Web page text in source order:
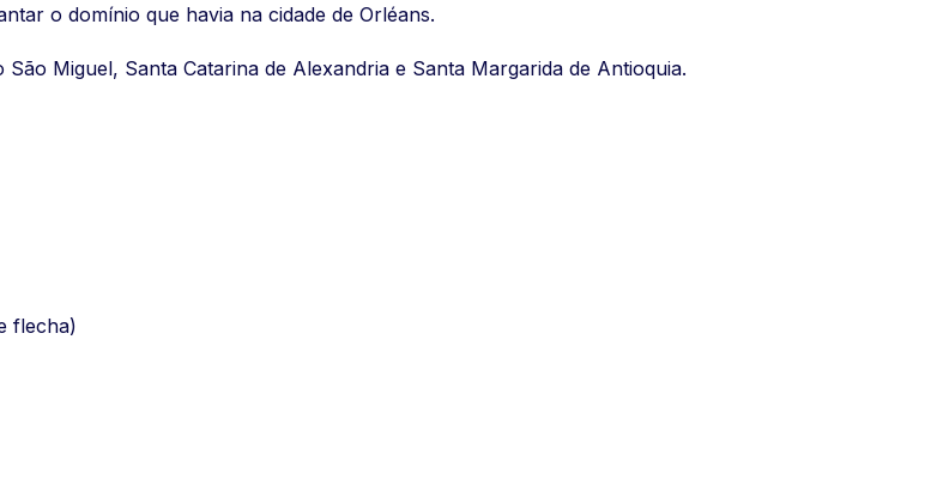
o domínio que havia na cidade de Orléans.
Miguel, Santa Catarina de Alexandria e Santa Margarida de Antioquia.
flecha)